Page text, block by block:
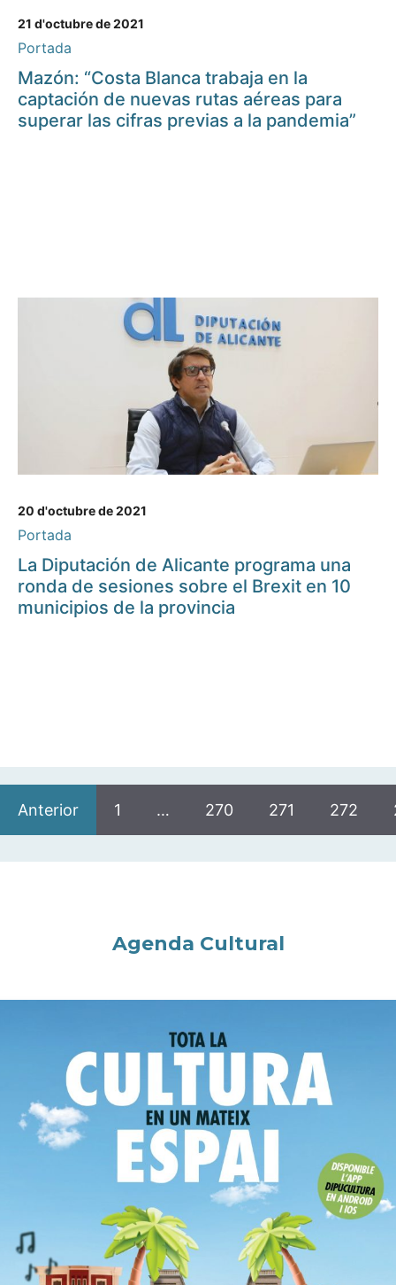
21 d'octubre de 2021
Portada
Mazón: “Costa Blanca trabaja en la
captación de nuevas rutas aéreas para
superar las cifras previas a la pandemia”
20 d'octubre de 2021
Portada
La Diputación de Alicante programa una
ronda de sesiones sobre el Brexit en 10
municipios de la provincia
Anterior 1 … 270 271 272
Agenda Cultural